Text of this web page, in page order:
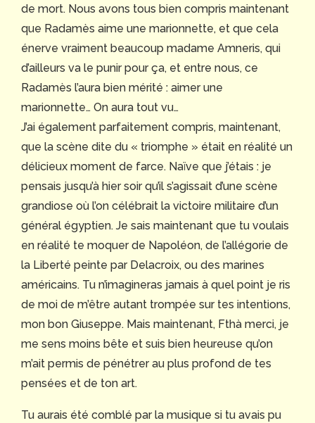
de mort. Nous avons tous bien compris maintenant
que Radamès aime une marionnette, et que cela
énerve vraiment beaucoup madame Amneris, qui
d’ailleurs va le punir pour ça, et entre nous, ce
Radamès l’aura bien mérité : aimer une
marionnette… On aura tout vu…
J’ai également parfaitement compris, maintenant,
que la scène dite du « triomphe » était en réalité un
délicieux moment de farce. Naïve que j’étais : je
pensais jusqu’à hier soir qu’il s’agissait d’une scène
grandiose où l’on célébrait la victoire militaire d’un
général égyptien. Je sais maintenant que tu voulais
en réalité te moquer de Napoléon, de l’allégorie de
la Liberté peinte par Delacroix, ou des marines
américains. Tu n’imagineras jamais à quel point je ris
de moi de m’être autant trompée sur tes intentions,
mon bon Giuseppe. Mais maintenant, Fthà merci, je
me sens moins bête et suis bien heureuse qu’on
m’ait permis de pénétrer au plus profond de tes
pensées et de ton art.
Tu aurais été comblé par la musique si tu avais pu